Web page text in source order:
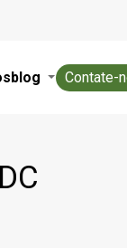
blog Contate-